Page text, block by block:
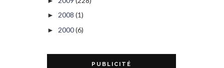
► 2008 (1)
► 2000(6)
PUBLICITÉ